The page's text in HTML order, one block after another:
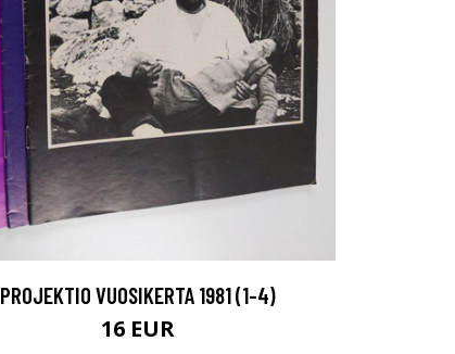
PROJEKTIO VUOSIKERTA 1981 (1-4)
16 EUR